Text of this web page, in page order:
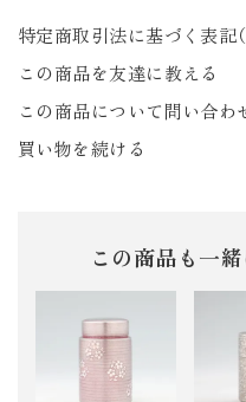
特定商取引法に基づく表記（
この商品を友達に教える
この商品について問い合わ
買い物を続ける
この商品も一